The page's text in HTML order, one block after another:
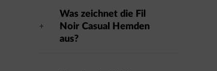
Was zeichnet die Fil
Noir Casual Hemden
aus?